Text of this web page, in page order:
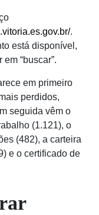
.
está disponível,
“buscar”.
em primeiro
perdidos,
seguida vêm o
(1.121), o
(482), a carteira
e o certificado de